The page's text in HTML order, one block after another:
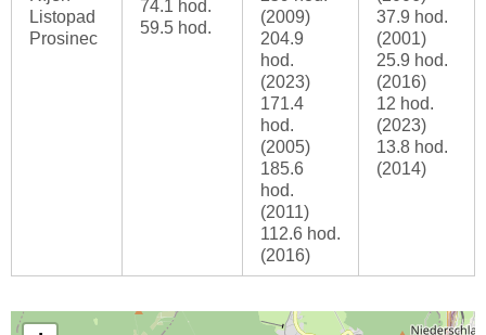
Listopad
Prosinec
74.1 hod.
59.5 hod.
(2009)
204.9
hod.
(2023)
171.4
hod.
(2005)
185.6
hod.
(2011)
112.6 hod.
(2016)
37.9 hod.
(2001)
25.9 hod.
(2016)
12 hod.
(2023)
13.8 hod.
(2014)